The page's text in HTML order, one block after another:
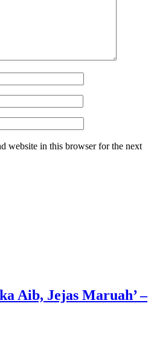
website in this browser for the next
Aib, Jejas Maruah’ –